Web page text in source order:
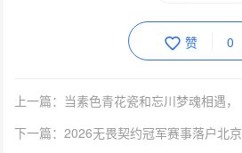
赞 0
下一篇：2026无畏契约冠军赛事落户北京